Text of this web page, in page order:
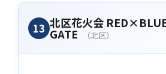
13 北区花火会
GATE （北区）